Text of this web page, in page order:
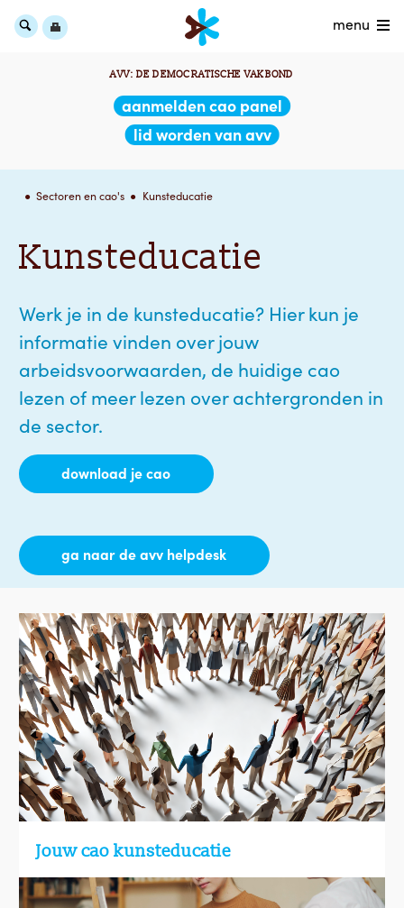
aanmelden cao panel
lid worden van avv
menu
AVV: DE DEMOCRATISCHE VAKBOND
Sectoren en cao's Kunsteducatie
Kunsteducatie
Werk je in de kunsteducatie? Hier kun je
informatie vinden over jouw
arbeidsvoorwaarden, de huidige cao
lezen of meer lezen over achtergronden in
de sector.
download je cao
ga naar de avv helpdesk
Jouw cao kunsteducatie